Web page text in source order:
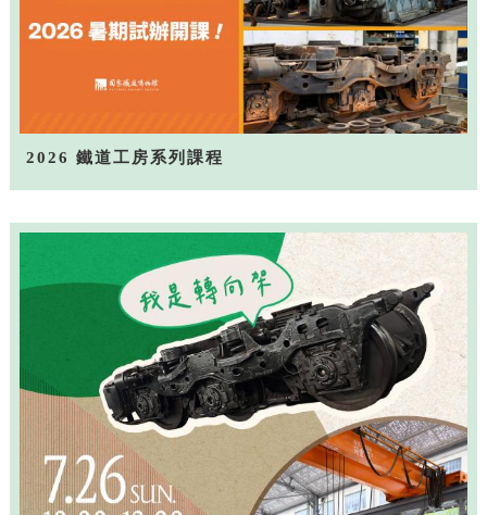
2026 鐵道工房系列課程